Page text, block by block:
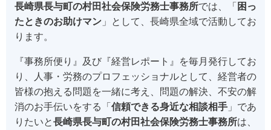
長崎県長与町の村田社会保険労務士事務所では、「 困っ
たときのお助けマン 」として、長崎県全域で活動してお
ります。
『事務所便り』及び『経営レポート』を毎月発行してお
り、人事・労務のプロフェッショナルとして、経営者の
皆様の抱える問題を一緒に考え、問題の解決、不安の解
消のお手伝いをする「 信頼できる身近な相談相手 」であ
りたいと長崎県長与町の村田社会保険労務士事務所は、